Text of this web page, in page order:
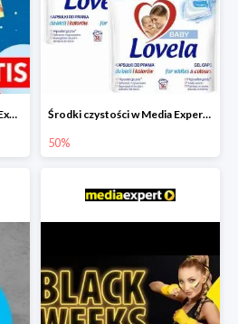
Przeceny na Święta w Media Expert do -80% i 2 raty gratis Środki czystości w Media Expert do -50%
50%